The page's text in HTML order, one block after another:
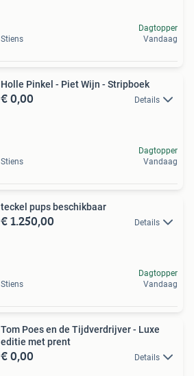
Stiens
Dagtopper
Vandaag
Holle Pinkel - Piet Wijn - Stripboek
€ 0,00 Details
Stiens
Dagtopper
Vandaag
teckel pups beschikbaar
€ 1.250,00 Details
Stiens
Dagtopper
Vandaag
Tom Poes en de Tijdverdrijver - Luxe
editie met prent
€ 0,00 Details